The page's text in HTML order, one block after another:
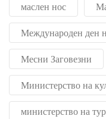
маслен нос
Международен ден
Месни Заговезни
Министерство на
министерство на